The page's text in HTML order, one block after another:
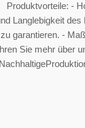
-
Langlebigkeit
garantieren. -
Sie mehr über